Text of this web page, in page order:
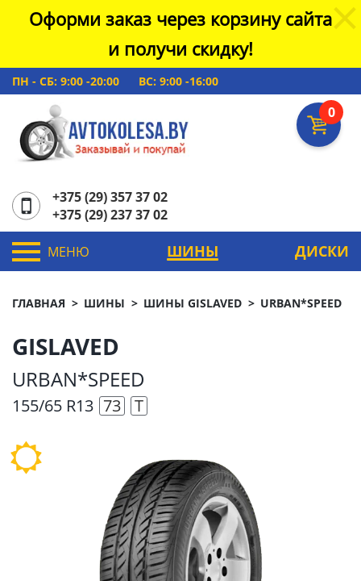
Оформи заказ через корзину сайта
и получи скидку!
ПН - СБ: 9:00 -20:00 ВС: 9:00 -16:00
0
+375 (29) 357 37 02
+375 (29) 237 37 02
МЕНЮ ШИНЫ ДИСКИ
ГЛАВНАЯ ШИНЫ ШИНЫ GISLAVED URBAN*SPEED
GISLAVED
URBAN*SPEED
155/65 R13 73 T